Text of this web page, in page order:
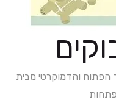
הפתוח והדמוקרטי מבית